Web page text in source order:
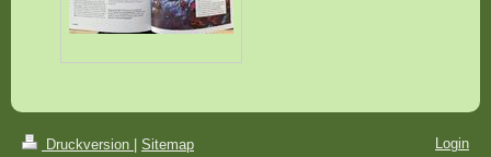
Druckversion
Sitemap
Login